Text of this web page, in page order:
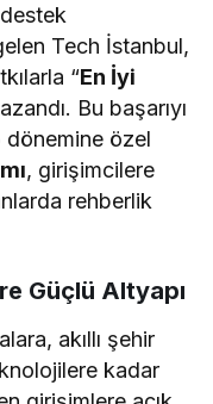
Tech İstanbul,
“En İyi
Bu başarıyı
dönemine özel
, girişimcilere
rehberlik
Güçlü Altyapı
akıllı şehir
kadar